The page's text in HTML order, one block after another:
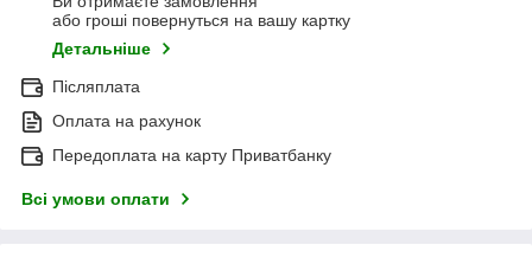
або гроші повернуться на вашу картку
Детальніше
Післяплата
Оплата на рахунок
Передоплата на карту Приватбанку
Всі умови оплати